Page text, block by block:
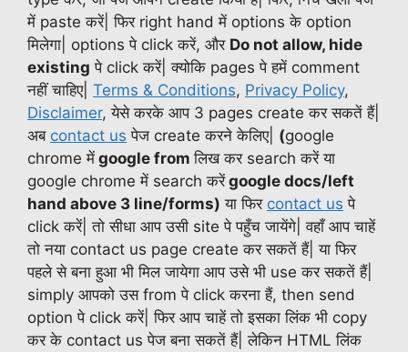
में paste करें| फिर right hand में options के option
मिलेगा| options पे click करें, और Do not allow, hide
existing पे click करें| क्योकि pages पे हमें comment
नहीं चाहिए| Terms & Conditions, Privacy Policy,
Disclaimer, येसे करके आप 3 pages create कर सकतें हैं|
अब contact us पेज create करने केलिए| (google
chrome में google fromलिख कर search करें या
google chrome में search करेंgoogle docs/left
hand above 3 line/forms) या फिर contact us पे
click करें| तो सीधा आप उसी site पे पहुँच जायेंगे| वहाँ आप चाहें
तो नया contact us page create कर सकतें हैं| या फिर
पहले से बना हुआ भी मिल जायेगा आप उसे भी use कर सकतें हैं|
simply आपको उस from पे click करना हैं, then send
option पे click करें| फिर आप चाहें तो इसका लिंक भी copy
कर के contact us पेज बना सकतें हैं| लेकिन HTML लिंक